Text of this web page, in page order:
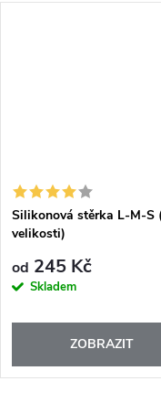
Silikonová stěrka L-M-S
velikosti)
od 245 Kč
Skladem
ZOBRAZIT